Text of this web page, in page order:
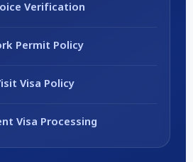
Verification
Permit Policy
Visa Policy
Visa Processing